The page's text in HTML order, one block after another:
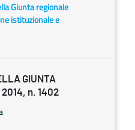
Giunta regionale
istituzionale e
GIUNTA
2014, n. 1402